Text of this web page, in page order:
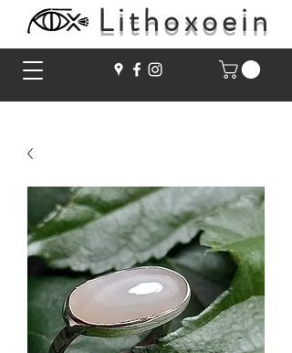
Lithoxoein